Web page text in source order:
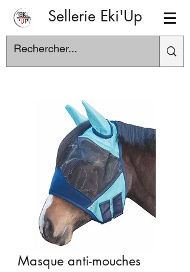
Sellerie Eki'Up
Masque anti-mouches